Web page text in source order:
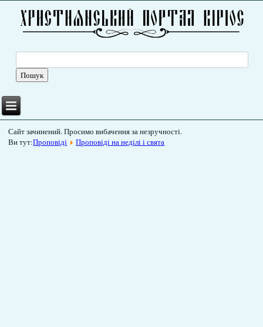
Сайт зачинений. Просимо вибачення за незручності.
Ви тут:Проповіді Проповіді на неділі і свята